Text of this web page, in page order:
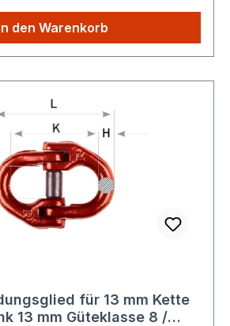
Sie zahlen nur einmalig
die höheren Versandkosten.
den Warenkorb
für 13 mm Kette
13 mm Güteklasse 8 /